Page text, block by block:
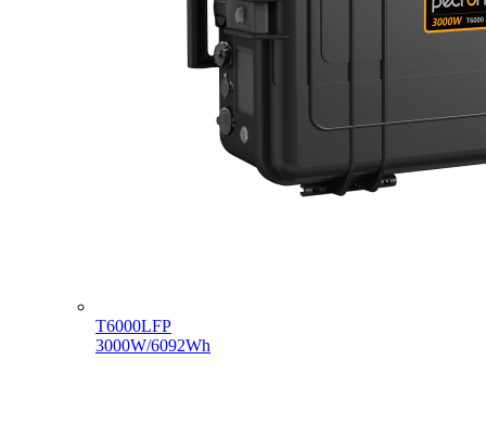
T6000LFP
3000W/6092Wh